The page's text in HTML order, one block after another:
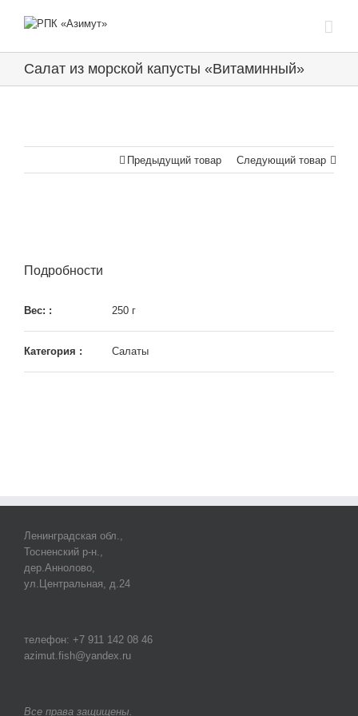
Салат из морской капусты «Витаминный»
Предыдущий товар Следующий товар
Подробности
Вес: : 250 г
Категория : Салаты
Ленинградская обл.,
Тосненский р-н.,
дер.Аннолово,
ул.Центральная, д.24
телефон: +7 911 142 08 46
azimut.fish@yandex.ru
Все права защищены.